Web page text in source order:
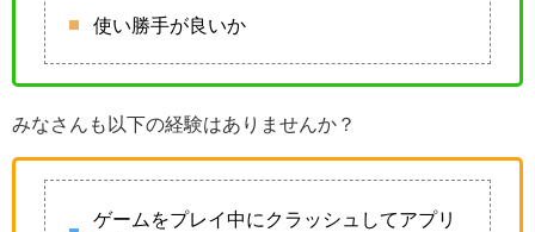
使い勝手が良いか
みなさんも以下の経験はありませんか？
ゲームをプレイ中にクラッシュしてアプリ